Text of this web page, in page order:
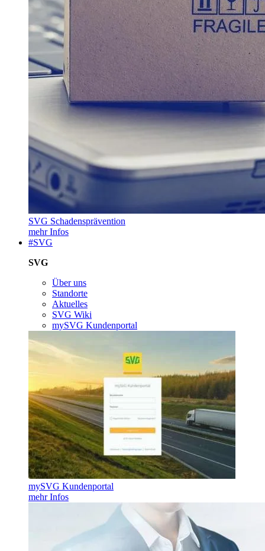
SVG Schadensprävention
mehr Infos
#SVG
SVG
Über uns
Standorte
Aktuelles
SVG Wiki
mySVG Kundenportal
mySVG Kundenportal
mehr Infos